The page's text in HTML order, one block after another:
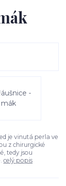
je vinutá perla ve
z chirurgické
tedy jsou
celý popis